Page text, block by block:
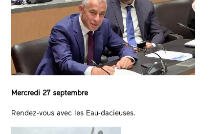
Mercredi 27 septembre
Rendez-vous avec les Eau-dacieuses.